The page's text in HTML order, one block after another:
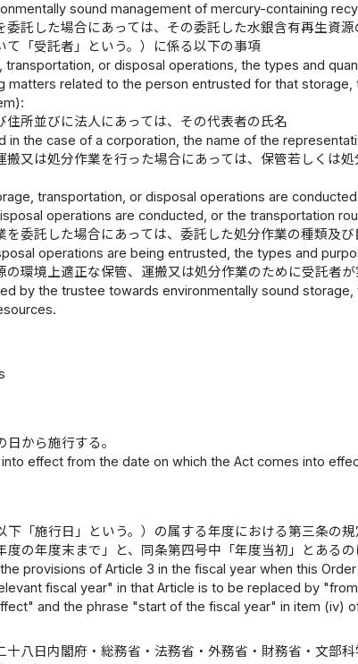
sound management of mercury-containing
委託した場合にあっては、その委託した水銀含有再生資
て「受託者」という。）に係る以下の事項
transportation, or disposal operations, the types and
matters related to the person entrusted for that
所並びに法人にあっては、その代表者の氏名
in the case of a corporation, the name of the
搬又は処分作業を行った場合にあっては、保管若しくは
transportation, or disposal operations are
operations are conducted, or the transportation
を委託した場合にあっては、委託した処分作業の種類及び
operations are being entrusted, the types and
の環境上適正な保管、運搬又は処分作業のために受託者が
by the trustee towards environmentally sound
から施行する。
effect from the date on which the Act comes into
下「施行日」という。）の属する年度における第三条の
度の年度末まで」と、同条第四号中「年度当初」とあるの
provisions of Article 3 in the fiscal year when this
fiscal year" in that Article is to be replaced by
and the phrase "start of the fiscal year" in item (iv)
日内閣府・総務省・法務省・外務省・財務省・文部